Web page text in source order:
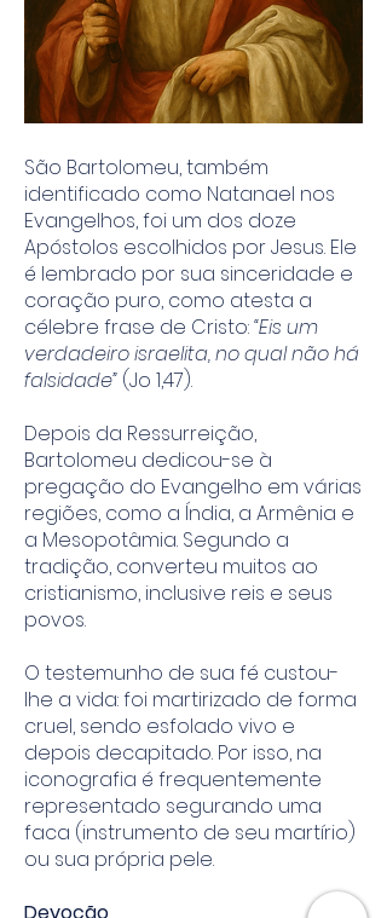
São Bartolomeu, também
identificado como Natanael nos
Evangelhos, foi um dos doze
Apóstolos escolhidos por Jesus. Ele
é lembrado por sua sinceridade e
coração puro, como atesta a
célebre frase de Cristo:“Eis um
verdadeiro israelita, no qual não há
falsidade” (Jo 1,47).
Depois da Ressurreição,
Bartolomeu dedicou-se à
pregação do Evangelho em várias
regiões, como a Índia, a Armênia e
a Mesopotâmia. Segundo a
tradição, converteu muitos ao
cristianismo, inclusive reis e seus
povos.
O testemunho de sua fé custou-
lhe a vida: foi martirizado de forma
cruel, sendo esfolado vivo e
depois decapitado. Por isso, na
iconografia é frequentemente
representado segurando uma
faca (instrumento de seu martírio)
ou sua própria pele.